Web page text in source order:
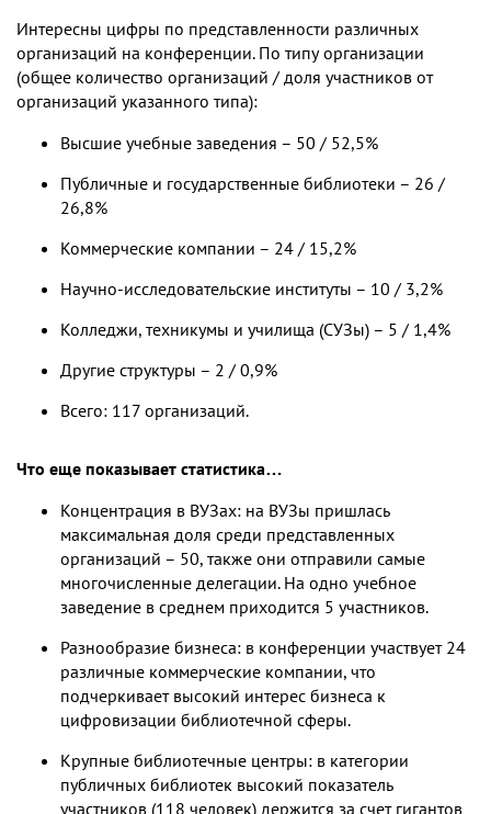
Интересны цифры по представленности различных
организаций на конференции. По типу организации
(общее количество организаций / доля участников от
организаций указанного типа):
Высшие учебные заведения – 50 / 52,5%
Публичные и государственные библиотеки – 26 /
26,8%
Коммерческие компании – 24 / 15,2%
Научно-исследовательские институты – 10 / 3,2%
Колледжи, техникумы и училища (СУЗы) – 5 / 1,4%
Другие структуры – 2 / 0,9%
Всего: 117 организаций.
Что еще показывает статистика…
Концентрация в ВУЗах: на ВУЗы пришлась
максимальная доля среди представленных
организаций – 50, также они отправили самые
многочисленные делегации. На одно учебное
заведение в среднем приходится 5 участников.
Разнообразие бизнеса: в конференции участвует 24
различные коммерческие компании, что
подчеркивает высокий интерес бизнеса к
цифровизации библиотечной сферы.
Крупные библиотечные центры: в категории
публичных библиотек высокий показатель
участников (118 человек) держится за счет гигантов